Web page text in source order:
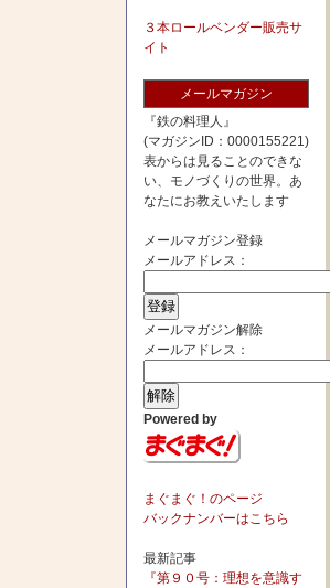
３本ロールベンダー販売サ
イト
メールマガジン
『鉄の料理人』
(マガジンID：0000155221)
表からは見ることのできな
い、モノづくりの世界。あ
なたにお教えいたします
メールマガジン登録
メールアドレス：
メールマガジン解除
メールアドレス：
Powered by
まぐまぐ！のページ
バックナンバーはこちら
最新記事
『第９０号：理想を意識す